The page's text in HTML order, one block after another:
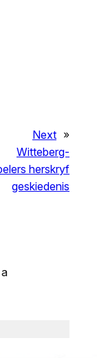
Next »
Witteberg-
herskryf
geskiedenis